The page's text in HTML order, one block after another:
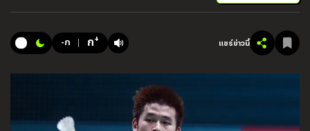
-ก ก+ แชร์ข่าวนี้